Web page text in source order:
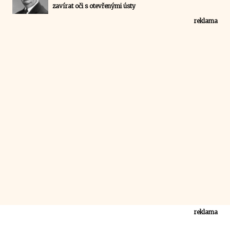
zavírat oči s otevřenými ústy
reklama
reklama